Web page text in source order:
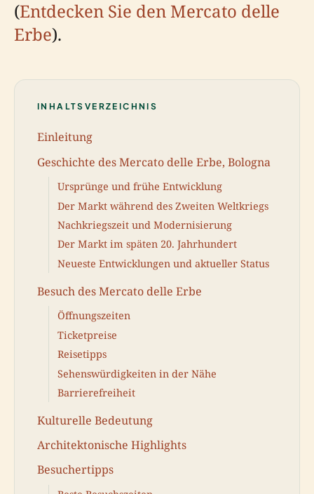
(Entdecken Sie den Mercato delle
Erbe).
INHALTSVERZEICHNIS
Einleitung
Geschichte des Mercato delle Erbe, Bologna
Ursprünge und frühe Entwicklung
Der Markt während des Zweiten Weltkriegs
Nachkriegszeit und Modernisierung
Der Markt im späten 20. Jahrhundert
Neueste Entwicklungen und aktueller Status
Besuch des Mercato delle Erbe
Öffnungszeiten
Ticketpreise
Reisetipps
Sehenswürdigkeiten in der Nähe
Barrierefreiheit
Kulturelle Bedeutung
Architektonische Highlights
Besuchertipps